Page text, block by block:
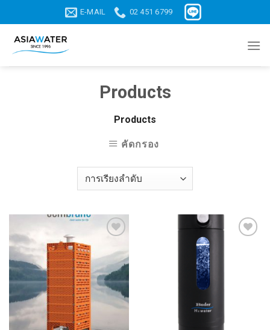
to
content
E-MAIL 02 451 6799
Products
Products
คัดกรอง
wishlist